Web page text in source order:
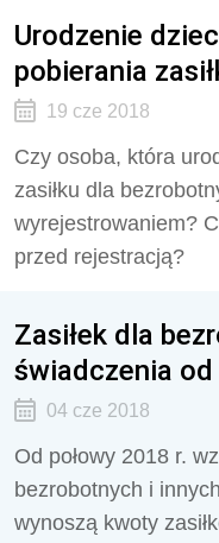
Urodzenie
pobierania
19 cze 2018
Czy osoba, która
zasiłku dla
wyrejestrowaniem?
przed rejestracją?
Zasiłek dla
świadczenia od
04 cze 2018
Od połowy 2018 r.
bezrobotnych i
wynoszą kwoty